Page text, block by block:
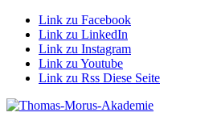
Link zu Facebook
Link zu LinkedIn
Link zu Instagram
Link zu Youtube
Link zu Rss Diese Seite